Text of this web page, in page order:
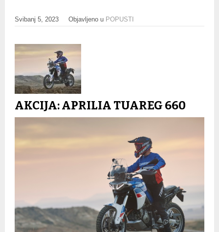
Svibanj 5, 2023 Objavljeno u POPUSTI
AKCIJA: APRILIA TUAREG 660